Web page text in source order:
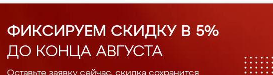
ФИКСИРУЕМ СКИДКУ В 5%
ДО КОНЦА АВГУСТА
Оставьте заявку сейчас, скидка сохранится.